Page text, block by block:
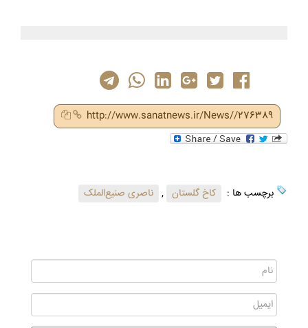
http://www.sanatnews.ir/News//276389
برچسب ها : کاخ گلستان , ناصری صنیع‌الملک